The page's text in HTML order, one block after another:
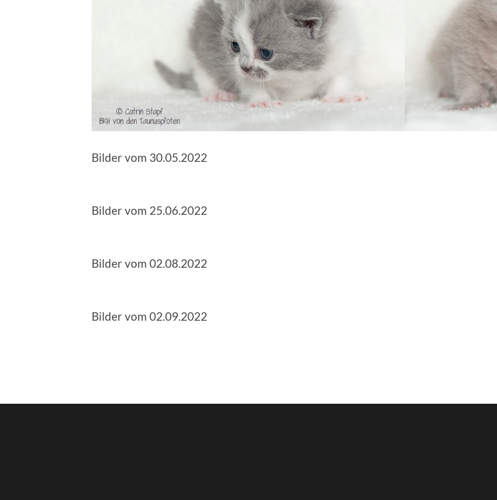
Bilder vom 30.05.2022
Bilder vom 25.06.2022
Bilder vom 02.08.2022
Bilder vom 02.09.2022